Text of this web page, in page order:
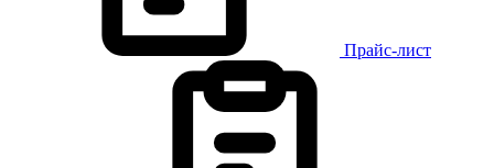
Прайс-лист